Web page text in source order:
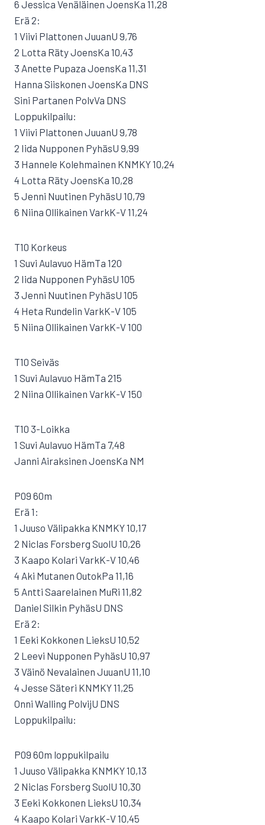
6 Jessica Venäläinen JoensKa 11,28
Erä 2:
1 Viivi Plattonen JuuanU 9,76
2 Lotta Räty JoensKa 10,43
3 Anette Pupaza JoensKa 11,31
Hanna Siiskonen JoensKa DNS
Sini Partanen PolvVa DNS
Loppukilpailu:
1 Viivi Plattonen JuuanU 9,78
2 Iida Nupponen PyhäsU 9,99
3 Hannele Kolehmainen KNMKY 10,24
4 Lotta Räty JoensKa 10,28
5 Jenni Nuutinen PyhäsU 10,79
6 Niina Ollikainen VarkK-V 11,24
T10 Korkeus
1 Suvi Aulavuo HämTa 120
2 Iida Nupponen PyhäsU 105
3 Jenni Nuutinen PyhäsU 105
4 Heta Rundelin VarkK-V 105
5 Niina Ollikainen VarkK-V 100
T10 Seiväs
1 Suvi Aulavuo HämTa 215
2 Niina Ollikainen VarkK-V 150
T10 3-Loikka
1 Suvi Aulavuo HämTa 7,48
Janni Airaksinen JoensKa NM
P09 60m
Erä 1:
1 Juuso Välipakka KNMKY 10,17
2 Niclas Forsberg SuolU 10,26
3 Kaapo Kolari VarkK-V 10,46
4 Aki Mutanen OutokPa 11,16
5 Antti Saarelainen MuRi 11,82
Daniel Silkin PyhäsU DNS
Erä 2:
1 Eeki Kokkonen LieksU 10,52
2 Leevi Nupponen PyhäsU 10,97
3 Väinö Nevalainen JuuanU 11,10
4 Jesse Säteri KNMKY 11,25
Onni Walling PolvijU DNS
Loppukilpailu:
P09 60m loppukilpailu
1 Juuso Välipakka KNMKY 10,13
2 Niclas Forsberg SuolU 10,30
3 Eeki Kokkonen LieksU 10,34
4 Kaapo Kolari VarkK-V 10,45